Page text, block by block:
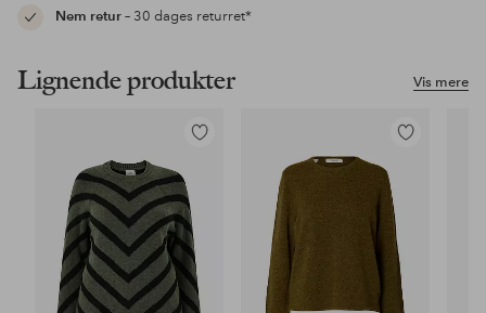
Nem retur– 30 dages returret*
Vis mere
Lignende produkter
Tilføj
favoritter
Tilføj
favoritter